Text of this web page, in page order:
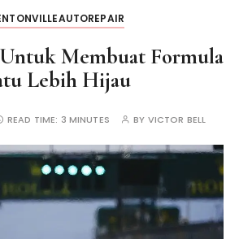
Membuat Formula
Lebih Hijau
READ TIME: 3 MINUTES BY VICTOR BELL